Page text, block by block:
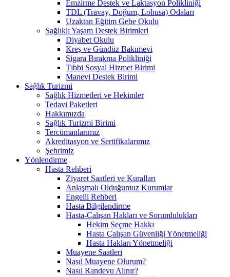
Emzirme Destek ve Laktasyon Polikliniği
TDL (Travay, Doğum, Lohusa) Odaları
Uzaktan Eğitim Gebe Okulu
Sağlıklı Yaşam Destek Birimleri
Diyabet Okulu
Kreş ve Gündüz Bakımevi
Sigara Bırakma Polikliniği
Tıbbi Sosyal Hizmet Birimi
Manevi Destek Birimi
Sağlık Turizmi
Sağlık Hizmetleri ve Hekimler
Tedavi Paketleri
Hakkımızda
Sağlık Turizmi Birimi
Tercümanlarımız
Akreditasyon ve Sertifikalarımız
Şehrimiz
Yönlendirme
Hasta Rehberi
Ziyaret Saatleri ve Kuralları
Anlaşmalı Olduğumuz Kurumlar
Engelli Rehberi
Hasta Bilgilendirme
Hasta-Çalışan Hakları ve Sorumlulukları
Hekim Seçme Hakkı
Hasta Çalışan Güvenliği Yönetmeliği
Hasta Hakları Yönetmeliği
Muayene Saatleri
Nasıl Muayene Olurum?
Nasıl Randevu Alınır?